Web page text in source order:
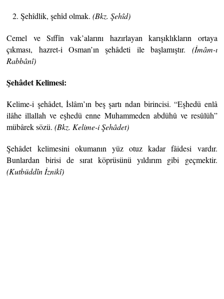
Şehîdlik, şehîd olmak.(Bkz. Şehîd)
Cemel ve Sıffîn vak’alarını hazırlayan karışıklıkların ortaya
çıkması, hazret-i Osman’ın şehâdeti ile başlamıştır. (İmâm-ı
Rabbânî)
Şehâdet Kelimesi:
Kelime-i şehâdet, İslâm’ın beş şartı ndan birincisi. “Eşhedü enlâ
ilâhe illallah ve eşhedü enne Muhammeden abdühû ve resûlüh”
mübârek sözü.(Bkz. Kelime-iŞehâdet)
Şehâdet kelimesini okumanın yüz otuz kadar fâidesi vardır.
Bunlardan birisi de sırat köprüsünü yıldırım gibi geçmektir.
(Kutbüddîn İznikî)